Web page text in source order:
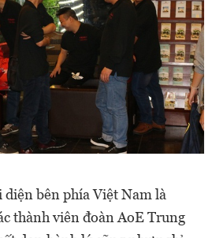
diện bên phía Việt Nam là
thành viên đoàn AoE Trung